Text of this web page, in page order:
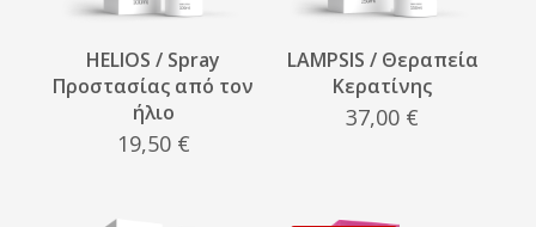
HELIOS / Spray
Προστασίας από τον
ήλιο
19,50 €
LAMPSIS / Θεραπεία
Κερατίνης
37,00 €